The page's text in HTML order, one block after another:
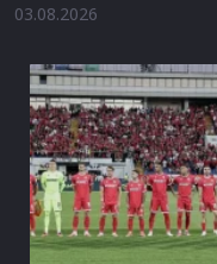
03.08.2026